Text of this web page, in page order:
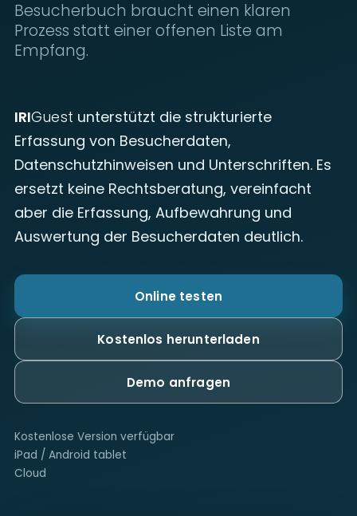
Besucherbuch braucht einen klaren
Prozess statt einer offenen Liste am
Empfang.
IRIGuest unterstützt die strukturierte
Erfassung von Besucherdaten,
Datenschutzhinweisen und Unterschriften. Es
ersetzt keine Rechtsberatung, vereinfacht
aber die Erfassung, Aufbewahrung und
Auswertung der Besucherdaten deutlich.
Online testen
Kostenlos herunterladen
Demo anfragen
Kostenlose Version verfügbar
iPad / Android tablet
Cloud